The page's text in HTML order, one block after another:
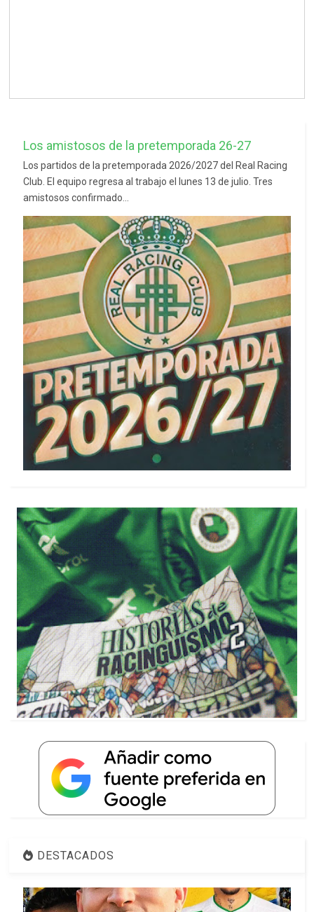
Los amistosos de la pretemporada 26-27
Los partidos de la pretemporada 2026/2027 del Real Racing
Club. El equipo regresa al trabajo el lunes 13 de julio. Tres
amistosos confirmado...
DESTACADOS